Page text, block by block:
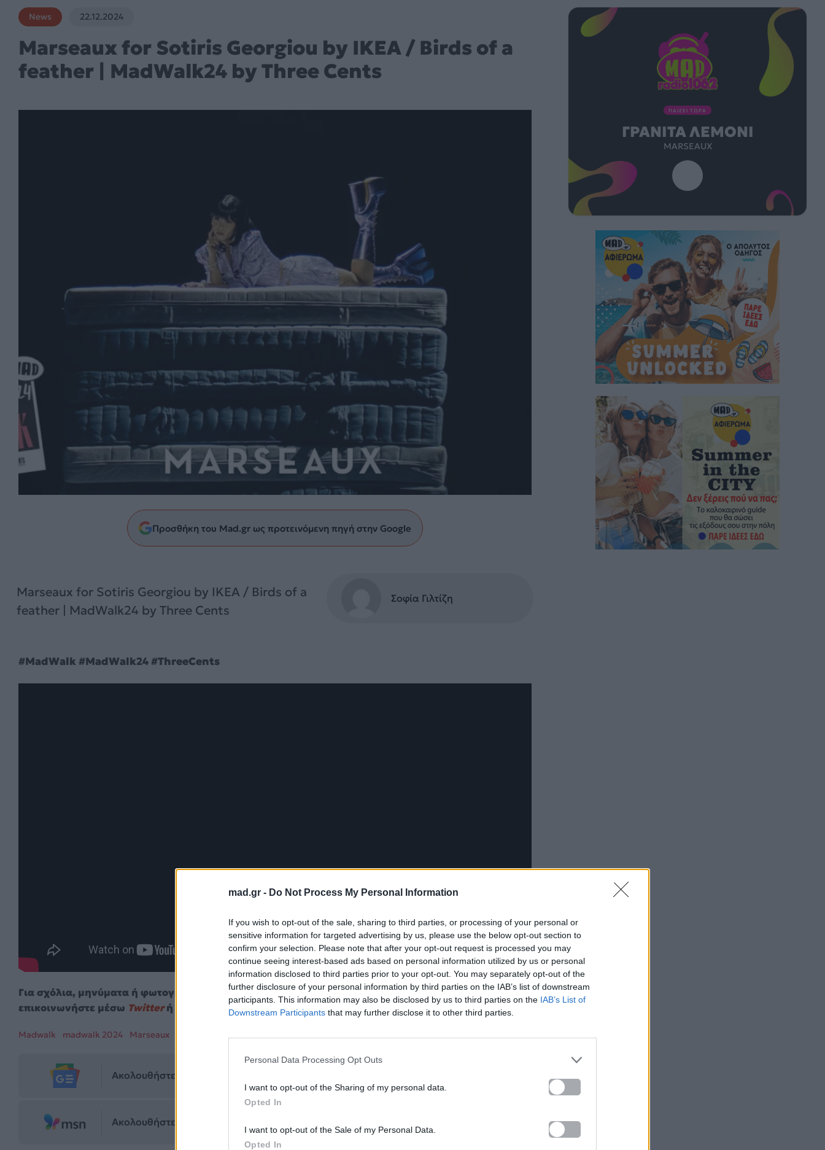
mad.gr - Do Not Process My Personal Information
If you wish to opt-out of the sale, sharing to third parties, or processing of your personal or
sensitive information for targeted advertising by us, please use the below opt-out section to
confirm your selection. Please note that after your opt-out request is processed you may
continue seeing interest-based ads based on personal information utilized by us or personal
information disclosed to third parties prior to your opt-out. You may separately opt-out of the
further disclosure of your personal information by third parties on the IAB’s list of downstream
participants. This information may also be disclosed by us to third parties on the IAB’s List of
Downstream Participants that may further disclose it to other third parties.
Personal Data Processing Opt Outs
I want to opt-out of the Sharing of my personal data.
Opted In
I want to opt-out of the Sale of my Personal Data.
Opted In
News 22.12.2024
Marseaux for Sotiris Georgiou by IKEA / Birds of a
feather | MadWalk24 by Three Cents
Προσθήκη του Mad.gr ως προτεινόμενη πηγή στην Google
Marseaux for Sotiris Georgiou by IKEA / Birds of a
feather | MadWalk24 by Three Cents
Σοφία Γιλτίζη
#MadWalk #MadWalk24 #ThreeCents
Για σχόλια, μηνύματα ή φωτογραφικό υλικό σχετικά με τοMad.gr, επισκεφτείτε μας στοFacebook,
επικοινωνήστε μέσω Twitterή ακολουθήστε μας στο Instagram .
Madwalk madwalk 2024 Marseaux
Ακολουθήστε το Mad.gr στο Google News
Ακολουθήστε το Mad.gr στο MSN
ΠΑΙΖΕΙ ΤΩΡΑ
ΓΡΑΝΊΤΑ ΛΕΜΌΝΙ
MARSEAUX